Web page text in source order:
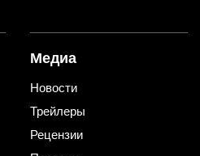
Медиа
Новости
Трейлеры
Рецензии